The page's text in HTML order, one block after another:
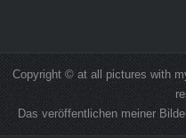
Copyright © at all pictures with
Das veröffentlichen meiner